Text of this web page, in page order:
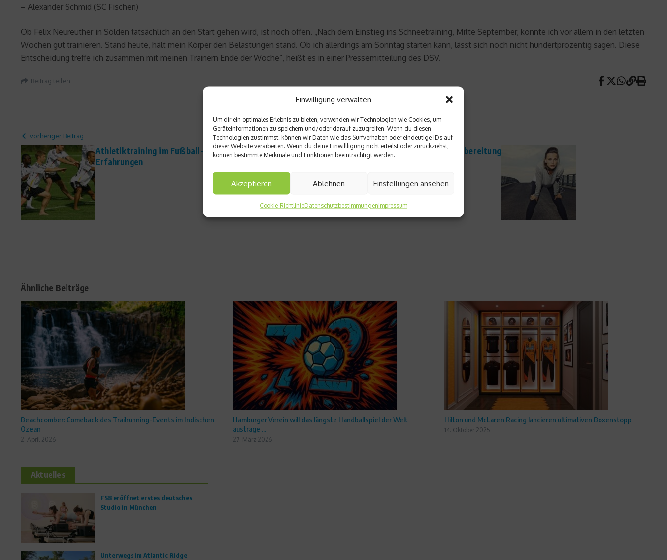
Einwilligung verwalten
Um dir ein optimales Erlebnis zu bieten, verwenden wir Technologien wie Cookies, um
Geräteinformationen zu speichern und/oder darauf zuzugreifen. Wenn du diesen
Technologien zustimmst, können wir Daten wie das Surfverhalten oder eindeutige IDs auf
dieser Website verarbeiten. Wenn du deine Einwillligung nicht erteilst oder zurückziehst,
können bestimmte Merkmale und Funktionen beeinträchtigt werden.
Akzeptieren Ablehnen Einstellungen ansehen
Cookie-RichtlinieDatenschutzbestimmungenImpressum
– Alexander Schmid (SC Fischen)
Ob Felix Neureuther in Sölden tatsächlich an den Start gehen wird, ist noch offen. „Nach dem Einstieg ins Schneetraining, Mitte September, konnte ich vor allem in den letzten
Wochen gut trainieren. Stand heute, hält mein Körper den Belastungen stand. Ob ich allerdings am Sonntag starten kann, lässt sich noch nicht hundertprozentig sagen. Diese
Entscheidung treffe ich zusammen mit meinen Trainern Ende der Woche“, heißt es in einer Pressemitteilung des DSV.
Beitrag teilen
vorheriger Beitrag
Athletiktraining im Fußball – Thomas Hitzlsperger über seine
Erfahrungen
Nächster Beitrag
Tipps zur mentalen Wettkampfvorbereitung
Ähnliche Beiträge
Beachcomber: Comeback des Trailrunning-Events im Indischen
Ozean
2. April 2026
Hamburger Verein will das längste Handballspiel der Welt
austrage ...
27. März 2026
Hilton und McLaren Racing lancieren ultimativen Boxenstopp
14. Oktober 2025
Aktuelles
FS8 eröffnet erstes deutsches
Studio in München
Unterwegs im Atlantic Ridge